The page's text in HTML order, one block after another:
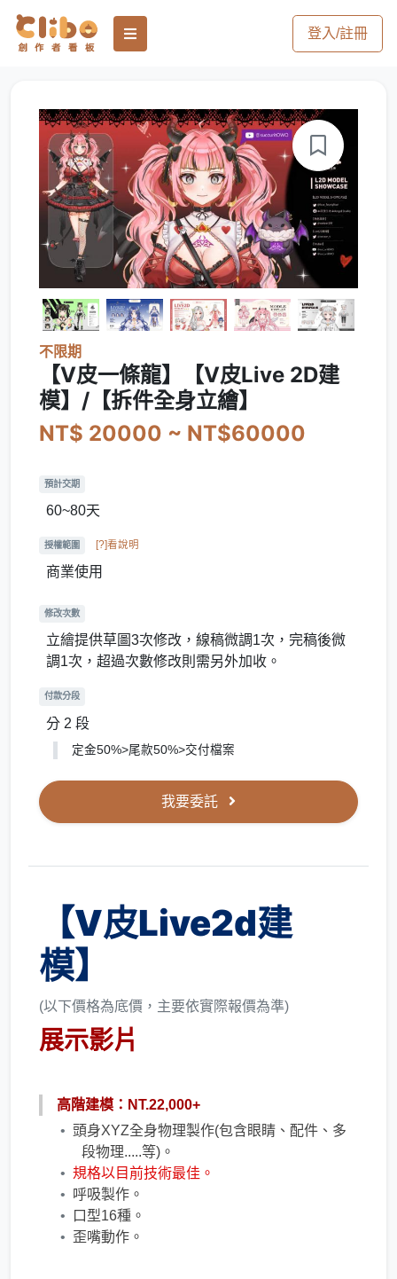
登入/註冊
不限期
【V皮一條龍】【V皮Live 2D建
模】/【拆件全身立繪】
NT$ 20000 ~ NT$60000
預計交期
60~80天
授權範圍 [?]看說明
商業使用
修改次數
立繪提供草圖3次修改，線稿微調1次，完稿後微
調1次，超過次數修改則需另外加收。
付款分段
分 2 段
定金50%>尾款50%>交付檔案
我要委託
【V皮Live2d建
模】
(以下價格為底價，主要依實際報價為準)
展示影片
高階建模：NT.22,000+
頭身XYZ全身物理製作(包含眼睛、配件、多
段物理.....等)。
規格以目前技術最佳。
呼吸製作。
口型16種。
​歪嘴動作。